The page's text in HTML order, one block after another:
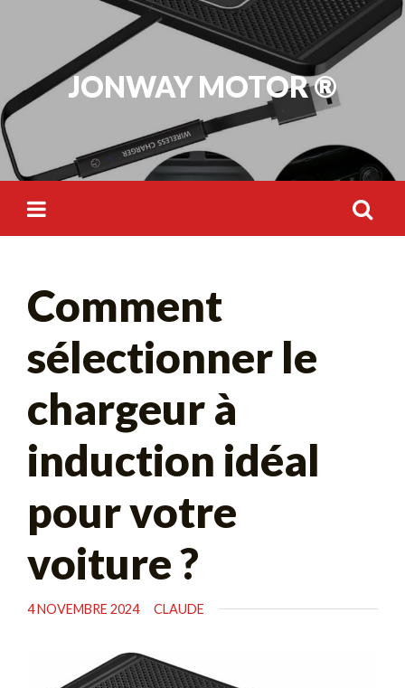
JONWAY MOTOR ®
Comment
sélectionner le
chargeur à
induction idéal
pour votre
voiture ?
4 NOVEMBRE 2024 CLAUDE